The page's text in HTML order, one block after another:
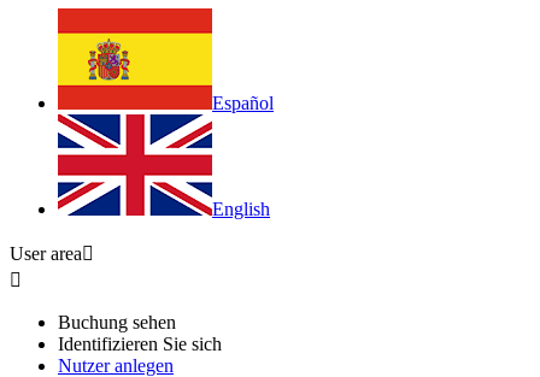
Español
English
User area

Buchung sehen
Identifizieren Sie sich
Nutzer anlegen